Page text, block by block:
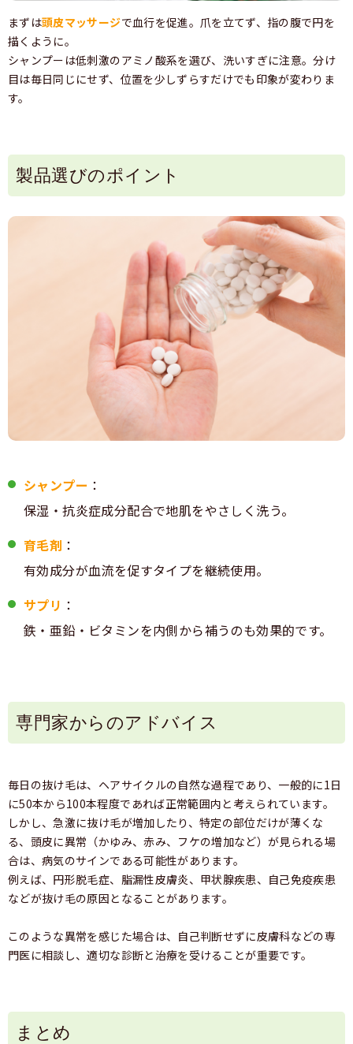
まずは頭皮マッサージで血行を促進。爪を立てず、指の腹で円を
描くように。
シャンプーは低刺激のアミノ酸系を選び、洗いすぎに注意。分け
目は毎日同じにせず、位置を少しずらすだけでも印象が変わりま
す。
製品選びのポイント
シャンプー ：
保湿・抗炎症成分配合で地肌をやさしく洗う。
育毛剤 ：
有効成分が血流を促すタイプを継続使用。
サプリ ：
鉄・亜鉛・ビタミンを内側から補うのも効果的です。
専門家からのアドバイス
毎日の抜け毛は、ヘアサイクルの自然な過程であり、一般的に1日
に50本から100本程度であれば正常範囲内と考えられています。
しかし、急激に抜け毛が増加したり、特定の部位だけが薄くな
る、頭皮に異常（かゆみ、赤み、フケの増加など）が見られる場
合は、病気のサインである可能性があります。
例えば、円形脱毛症、脂漏性皮膚炎、甲状腺疾患、自己免疫疾患
などが抜け毛の原因となることがあります。
このような異常を感じた場合は、自己判断せずに皮膚科などの専
門医に相談し、適切な診断と治療を受けることが重要です。
まとめ